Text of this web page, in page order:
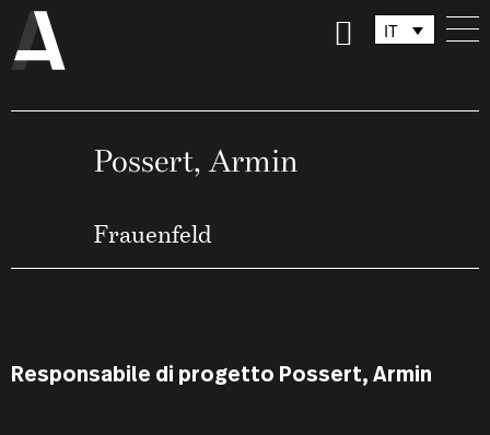
IT
Possert, Armin
Frauenfeld
Responsabile di progetto Possert, Armin